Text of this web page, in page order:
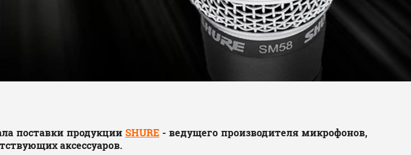
поставки продукции SHURE- ведущего производителя микрофонов,
аксессуаров.